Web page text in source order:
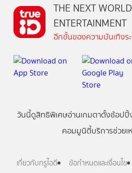
THE NEXT
ENTERTAINMENT
อีกขั้นของความบันเทิงร
วันนี้ดูสิทธิพิเศษอ่านเกมตาตั้งช้อปปิ้
คอมมูนิตี้บริการช่วยเ
เกี่ยวกับทรูไอดี ข้อกำหนดและเงื่อนไข